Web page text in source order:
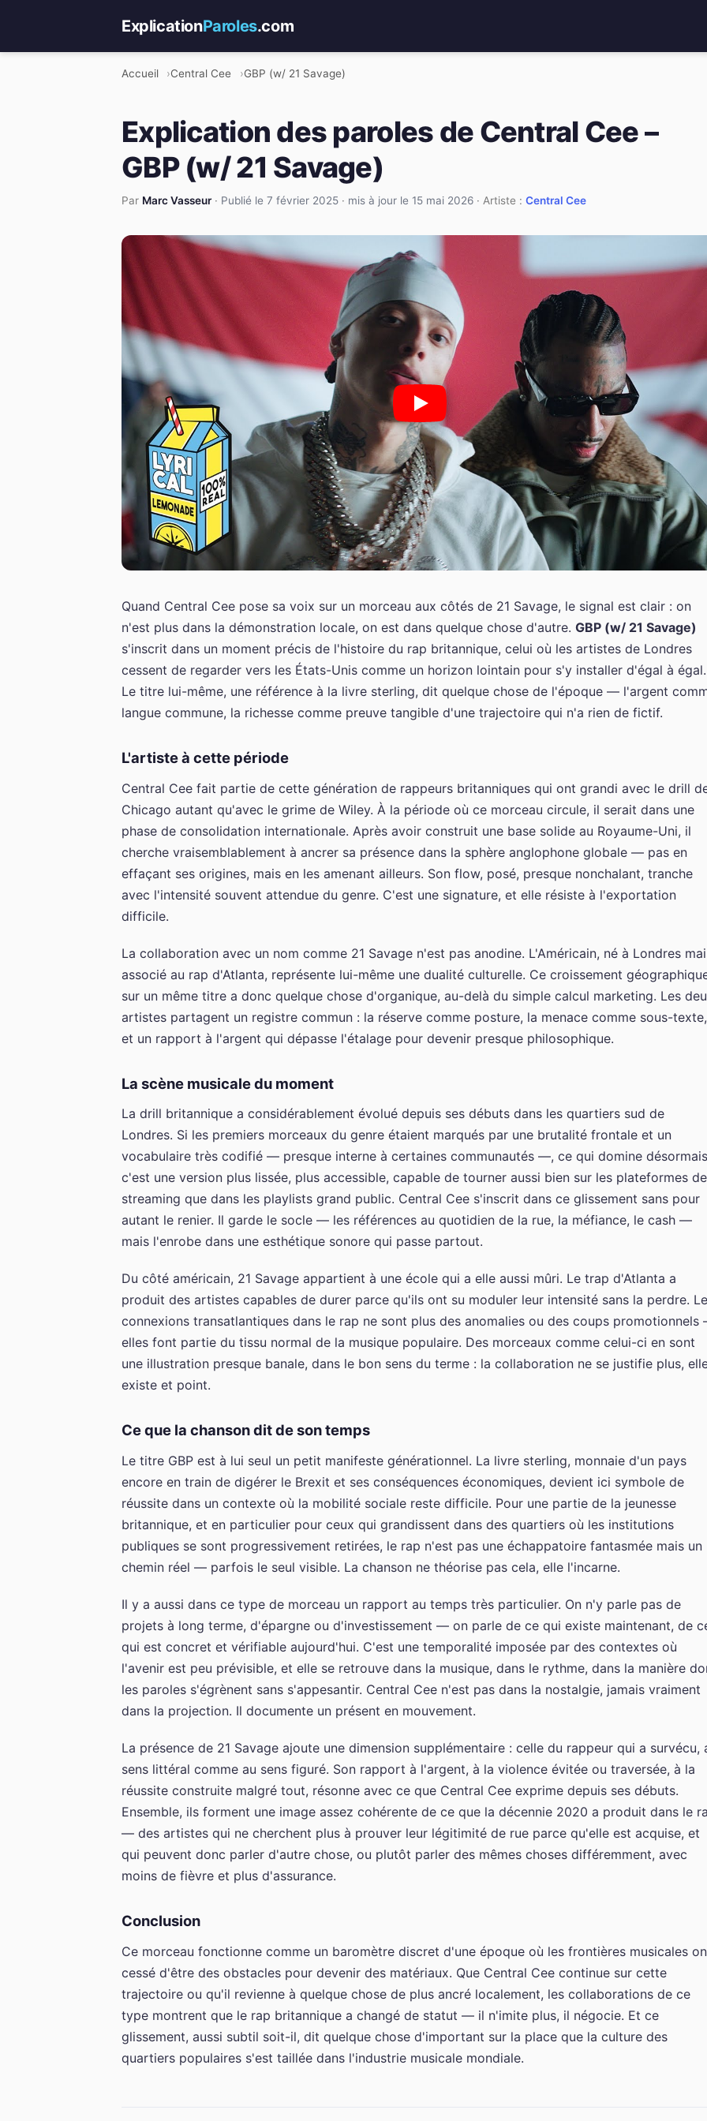
ExplicationParoles.com
Accueil Central Cee GBP (w/ 21 Savage)
Explication des paroles de Central Cee –
GBP (w/ 21 Savage)
Par Marc Vasseur· Publié le 7 février 2025 · mis à jour le 15 mai 2026 · Artiste : Central Cee
Quand Central Cee pose sa voix sur un morceau aux côtés de 21 Savage, le signal est clair : on
n'est plus dans la démonstration locale, on est dans quelque chose d'autre. GBP (w/ 21 Savage)
s'inscrit dans un moment précis de l'histoire du rap britannique, celui où les artistes de Londres
cessent de regarder vers les États-Unis comme un horizon lointain pour s'y installer d'égal à égal.
Le titre lui-même, une référence à la livre sterling, dit quelque chose de l'époque — l'argent
langue commune, la richesse comme preuve tangible d'une trajectoire qui n'a rien de fictif.
L'artiste à cette période
Central Cee fait partie de cette génération de rappeurs britanniques qui ont grandi avec le drill
Chicago autant qu'avec le grime de Wiley. À la période où ce morceau circule, il serait dans une
phase de consolidation internationale. Après avoir construit une base solide au Royaume-Uni, il
cherche vraisemblablement à ancrer sa présence dans la sphère anglophone globale — pas en
effaçant ses origines, mais en les amenant ailleurs. Son flow, posé, presque nonchalant, tranche
avec l'intensité souvent attendue du genre. C'est une signature, et elle résiste à l'exportation
difficile.
La collaboration avec un nom comme 21 Savage n'est pas anodine. L'Américain, né à Londres
associé au rap d'Atlanta, représente lui-même une dualité culturelle. Ce croissement
sur un même titre a donc quelque chose d'organique, au-delà du simple calcul marketing. Les
artistes partagent un registre commun : la réserve comme posture, la menace comme sous-texte,
et un rapport à l'argent qui dépasse l'étalage pour devenir presque philosophique.
La scène musicale du moment
La drill britannique a considérablement évolué depuis ses débuts dans les quartiers sud de
Londres. Si les premiers morceaux du genre étaient marqués par une brutalité frontale et un
vocabulaire très codifié — presque interne à certaines communautés —, ce qui domine désormais
c'est une version plus lissée, plus accessible, capable de tourner aussi bien sur les plateformes de
streaming que dans les playlists grand public. Central Cee s'inscrit dans ce glissement sans pour
autant le renier. Il garde le socle — les références au quotidien de la rue, la méfiance, le cash —
mais l'enrobe dans une esthétique sonore qui passe partout.
Du côté américain, 21 Savage appartient à une école qui a elle aussi mûri. Le trap d'Atlanta a
produit des artistes capables de durer parce qu'ils ont su moduler leur intensité sans la perdre.
connexions transatlantiques dans le rap ne sont plus des anomalies ou des coups promotionnels
elles font partie du tissu normal de la musique populaire. Des morceaux comme celui-ci en sont
une illustration presque banale, dans le bon sens du terme : la collaboration ne se justifie plus,
existe et point.
Ce que la chanson dit de son temps
Le titre GBP est à lui seul un petit manifeste générationnel. La livre sterling, monnaie d'un pays
encore en train de digérer le Brexit et ses conséquences économiques, devient ici symbole de
réussite dans un contexte où la mobilité sociale reste difficile. Pour une partie de la jeunesse
britannique, et en particulier pour ceux qui grandissent dans des quartiers où les institutions
publiques se sont progressivement retirées, le rap n'est pas une échappatoire fantasmée mais un
chemin réel — parfois le seul visible. La chanson ne théorise pas cela, elle l'incarne.
Il y a aussi dans ce type de morceau un rapport au temps très particulier. On n'y parle pas de
projets à long terme, d'épargne ou d'investissement — on parle de ce qui existe maintenant, de
qui est concret et vérifiable aujourd'hui. C'est une temporalité imposée par des contextes où
l'avenir est peu prévisible, et elle se retrouve dans la musique, dans le rythme, dans la manière
les paroles s'égrènent sans s'appesantir. Central Cee n'est pas dans la nostalgie, jamais vraiment
dans la projection. Il documente un présent en mouvement.
La présence de 21 Savage ajoute une dimension supplémentaire : celle du rappeur qui a survécu,
sens littéral comme au sens figuré. Son rapport à l'argent, à la violence évitée ou traversée, à la
réussite construite malgré tout, résonne avec ce que Central Cee exprime depuis ses débuts.
Ensemble, ils forment une image assez cohérente de ce que la décennie 2020 a produit dans le
— des artistes qui ne cherchent plus à prouver leur légitimité de rue parce qu'elle est acquise, et
qui peuvent donc parler d'autre chose, ou plutôt parler des mêmes choses différemment, avec
moins de fièvre et plus d'assurance.
Conclusion
Ce morceau fonctionne comme un baromètre discret d'une époque où les frontières musicales
cessé d'être des obstacles pour devenir des matériaux. Que Central Cee continue sur cette
trajectoire ou qu'il revienne à quelque chose de plus ancré localement, les collaborations de ce
type montrent que le rap britannique a changé de statut — il n'imite plus, il négocie. Et ce
glissement, aussi subtil soit-il, dit quelque chose d'important sur la place que la culture des
quartiers populaires s'est taillée dans l'industrie musicale mondiale.